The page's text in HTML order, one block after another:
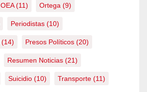
OEA(11) Ortega (9)
Periodistas (10)
(14) Presos Políticos (20)
Resumen Noticias (21)
Suicidio (10) Transporte (11)